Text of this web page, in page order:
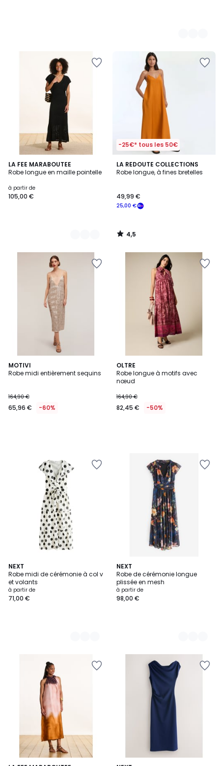
LA FEE MARABOUTEE
Robe longue en maille pointelle
à partir de
105,00 €
2
Couleurs
-25€* tous les 50€
LA REDOUTE COLLECTIONS
Robe longue, à fines bretelles
25,00 €
49,99 €
4,5
/ 5
4,5
/
MOTIVI
Robe midi entièrement sequins
164,90 €
65,96 € -60%
OLTRE
Robe longue à motifs avec
nœud
164,90 €
82,45 € -50%
NEXT
Robe midi de cérémonie à col v
et volants
à partir de
71,00 €
3
Couleurs
NEXT
Robe de cérémonie longue
plissée en mesh
à partir de
98,00 €
6
Couleurs